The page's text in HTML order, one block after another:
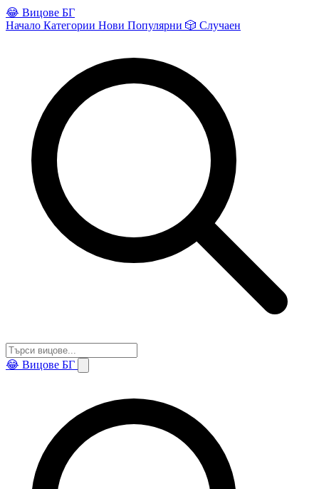
😂 Вицове БГ
Начало Категории Нови Популярни 🎲 Случаен
😂 Вицове БГ